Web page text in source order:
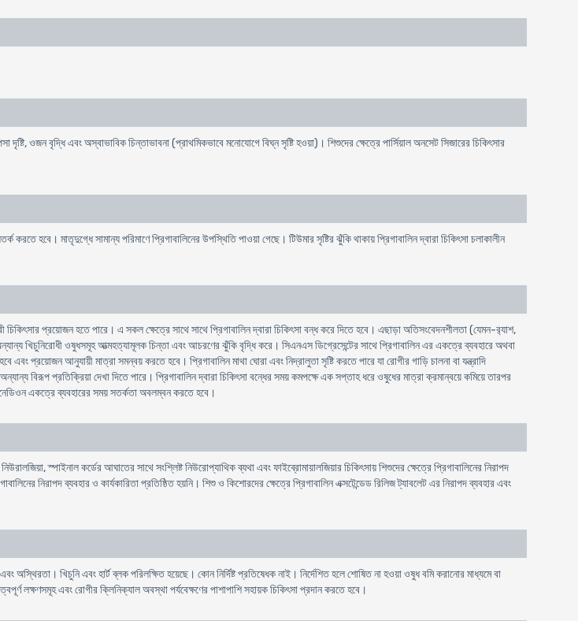
ওজন বৃদ্ধি এবং অস্বাভাবিক চিন্তাভাবনা (প্রাথমিকভাবে মনোযোগে বিঘ্ন সৃষ্টি হওয়া)। শিশুদের ক্ষেত্রে পার্সিয়াল অনসেট সিজারের চিকিৎসার
হবে। মাতৃদুগ্ধে সামান্য পরিমাণে প্রিগাবালিনের উপস্থিতি পাওয়া গেছে। টিউমার সৃষ্টির ঝুঁকি থাকায় প্রিগাবালিন দ্বারা চিকিৎসা চলাকালীন
প্রয়োজন হতে পারে। এ সকল ক্ষেত্রে সাথে সাথে প্রিগাবালিন দ্বারা চিকিৎসা বন্ধ করে দিতে হবে। এছাড়া অতিসংবেদনশীলতা (যেমন-র‍্যাশ,
খিচুনিরোধী ওষুধসমূহ আত্মহত্যামূলক চিন্তা এবং আচরণের ঝুঁকি বৃদ্ধি করে। সিএনএস ডিগ্রেসেন্টের সাথে প্রিগাবালিন এর একত্রে ব্যবহারে অথবা
প্রয়োজন আনুযায়ী মাত্রা সমন্বয় করতে হবে। প্রিগাবালিন মাথা ঘোরা এবং নিদ্রালুতা সৃষ্টি করতে পারে যা রোগীর গাড়ি চালনা বা যন্ত্রাদি
বিরূপ প্রতিক্রিয়া দেখা দিতে পারে। প্রিগাবালিন দ্বারা চিকিৎসা বন্ধের সময় কমপক্ষে এক সপ্তাহ ধরে ওষুধের মাত্রা ক্রমান্বয়ে কমিয়ে তারপর
একত্রে ব্যবহারের সময় সতর্কতা অবলম্বন করতে হবে।
স্পাইনাল কর্ডের আঘাতের সাথে সংশ্লিষ্ট নিউরোপ্যাথিক ব্যথা এবং ফাইব্রোমায়ালজিয়ার চিকিৎসায় শিশুদের ক্ষেত্রে প্রিগাবালিনের নিরাপদ
নিরাপদ ব্যবহার ও কার্যকারিতা প্রতিষ্ঠিত হয়নি। শিশু ও কিশোরদের ক্ষেত্রে প্রিগাবালিন এক্সটেন্ডেড রিলিজ ট্যাবলেট এর নিরাপদ ব্যবহার এবং
অস্থিরতা। খিচুনি এবং হার্ট ব্লক পরিলক্ষিত হয়েছে। কোন নির্দিষ্ট প্রতিষেধক নাই। নির্দেশিত হলে শোষিত না হওয়া ওষুধ বমি করানোর মাধ্যমে বা
লক্ষণসমূহ এবং রোগীর ক্লিনিক্যাল অবস্থা পর্যবেক্ষণের পাশাপাশি সহায়ক চিকিৎসা প্রদান করতে হবে।